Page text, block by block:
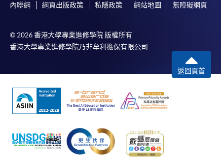
免使用支票付款。
除由學院裁定的特殊情況（例如課程因報名人數不足
而取消）之外，一切已繳費用概不退還。如獲學院批
准退還款項，以現金、易辦事、微信支付、支付寶、
支票或繳費靈（只限網上付款）方式繳交之款項，將
以支票退款；以信用卡繳交之款項，退款將直接退還
除本學院網頁所列明的學費外，個別課程或有其他額
外收費，詳情請聯絡有關學科職員。
內聯網 網頁出版政策 私隱政策 網站地圖 無障礙網頁
© 2026 香港大學專業進修學院 版權所有
香港大學專業進修學院乃非牟利擔保有限公司
返回頁首